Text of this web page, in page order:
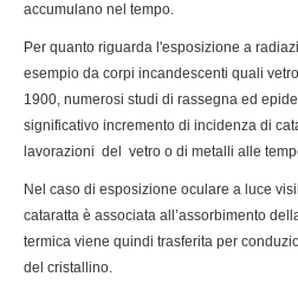
accumulano nel tempo.
Per quanto riguarda l'esposizione a
esempio da corpi incandescenti quali
1900, numerosi studi di rassegna ed
significativo incremento di incidenza di
lavorazioni del vetro o di metalli alle
Nel caso di esposizione oculare a luce
cataratta è associata all’assorbimento
termica viene quindi trasferita per
del cristallino.